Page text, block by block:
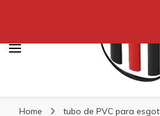
Home
tubo de PVC para